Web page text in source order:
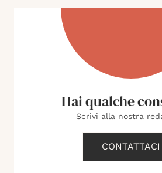
Hai qualche
Scrivi alla nostra
CONTATTACI